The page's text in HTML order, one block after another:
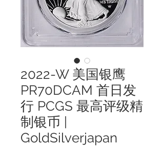
2022-W 美国银鹰
PR70DCAM 首日发
行 PCGS 最高评级精
制银币 |
GoldSilverjapan